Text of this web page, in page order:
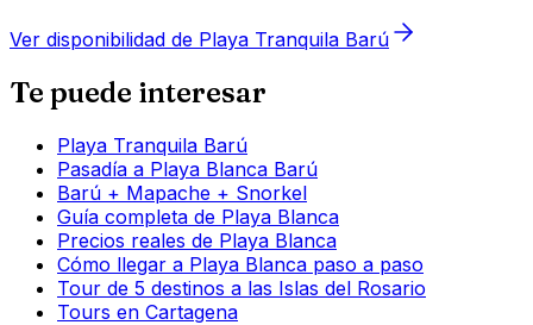
Ver disponibilidad de Playa Tranquila Barú
Te puede interesar
Playa Tranquila Barú
Pasadía a Playa Blanca Barú
Barú + Mapache + Snorkel
Guía completa de Playa Blanca
Precios reales de Playa Blanca
Cómo llegar a Playa Blanca paso a paso
Tour de 5 destinos a las Islas del Rosario
Tours en Cartagena